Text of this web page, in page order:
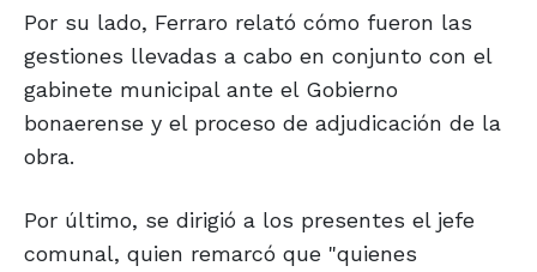
Por su lado, Ferraro relató cómo fueron las
gestiones llevadas a cabo en conjunto con el
gabinete municipal ante el Gobierno
bonaerense y el proceso de adjudicación de la
obra.
Por último, se dirigió a los presentes el jefe
comunal, quien remarcó que "quienes